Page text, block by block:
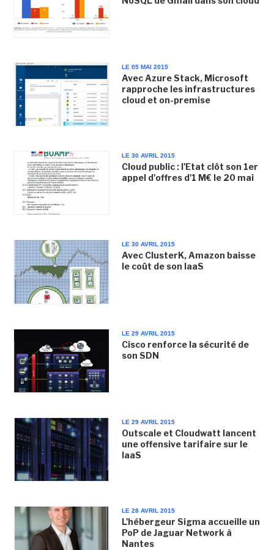
LE 05 MAI 2015
Avec Azure Stack, Microsoft
rapproche les infrastructures
cloud et on-premise
LE 30 AVRIL 2015
Cloud public : l'Etat clôt son 1er
appel d'offres d'1 M€ le 20 mai
LE 30 AVRIL 2015
Avec ClusterK, Amazon baisse
le coût de son IaaS
LE 29 AVRIL 2015
Cisco renforce la sécurité de
son SDN
LE 29 AVRIL 2015
Outscale et Cloudwatt lancent
une offensive tarifaire sur le
IaaS
LE 28 AVRIL 2015
L'hébergeur Sigma accueille un
PoP de Jaguar Network à
Nantes